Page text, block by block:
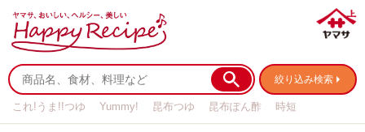
絞り込み検索
これ!うま!!つゆ Yummy! 昆布つゆ 昆布ぽん酢
時短